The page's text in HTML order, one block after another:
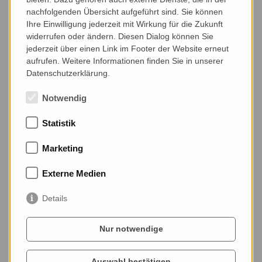
in der Intensivpflege
seit 2013 freiberufliche
Tätigkeit als Logopädin,
Studium zum Master of
Science Logopädie an der
Donauuniversität Krems 2013
bis zur Graduierung 2016,
Thema der Masterthesis
„Einfluss der Lagerung in
von Patienten mit SRW“
seit 2017 Beraterin für Absaug-
und
Trachealkanülenmanagement
Gesundheitsmanager und der
Fa. Flosure Technologies
2018 Vortragende bei
nachfolgenden Übersicht aufgeführt sind. Sie können
Ihre Einwilligung jederzeit mit Wirkung für die Zukunft
widerrufen oder ändern. Diesen Dialog können Sie
jederzeit über einen Link im Footer der Website erneut
aufrufen. Weitere Informationen finden Sie in unserer
Datenschutzerklärung.
Notwendig
Statistik
Marketing
Externe Medien
Details
Nur notwendige